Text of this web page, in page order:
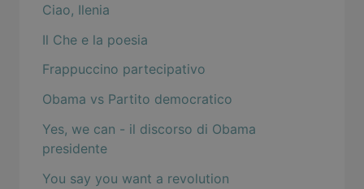
Ciao, Ilenia
Il Che e la poesia
Frappuccino partecipativo
Obama vs Partito democratico
Yes, we can - il discorso di Obama
presidente
You say you want a revolution